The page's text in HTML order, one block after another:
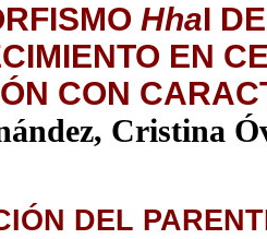
HhaI
EN
CON
Cristina
DEL